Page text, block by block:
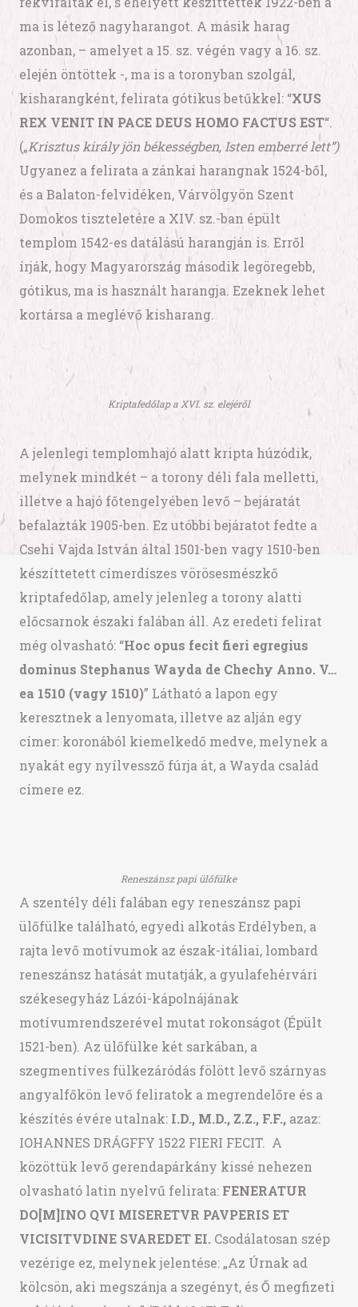
ma is létező nagyharangot. A másik harag
azonban, – amelyet a 15. sz. végén vagy a 16. sz.
elején öntöttek -, ma is a toronyban szolgál,
kisharangként, felirata gótikus betűkkel: “XUS
REX VENIT IN PACE DEUS HOMO FACTUS EST“.
(„Krisztus király jön békességben, Isten emberré lett”)
Ugyanez a felirata a zánkai harangnak 1524-ből,
és a Balaton-felvidéken, Várvölgyön Szent
Domokos tiszteletére a XIV. sz.-ban épült
templom 1542-es datálású harangján is. Erről
írják, hogy Magyarország második legöregebb,
gótikus, ma is használt harangja. Ezeknek lehet
kortársa a meglévő kisharang.
Kriptafedőlap a XVI. sz. elejéről
A jelenlegi templomhajó alatt kripta húzódik,
melynek mindkét – a torony déli fala melletti,
illetve a hajó főtengelyében levő – bejáratát
befalazták 1905-ben. Ez utóbbi bejáratot fedte a
Csehi Vajda István által 1501-ben vagy 1510-ben
készíttetett címerdíszes vörösesmészkő
kriptafedőlap, amely jelenleg a torony alatti
előcsarnok északi falában áll. Az eredeti felirat
még olvasható: “Hoc opus fecit fieri egregius
dominus Stephanus Wayda de Chechy Anno. V…
ea 1510 (vagy 1510)” Látható a lapon egy
keresztnek a lenyomata, illetve az alján egy
címer: koronából kiemelkedő medve, melynek a
nyakát egy nyílvessző fúrja át, a Wayda család
címere ez.
Reneszánsz papi ülőfülke
A szentély déli falában egy reneszánsz papi
ülőfülke található, egyedi alkotás Erdélyben, a
rajta levő motívumok az észak-itáliai, lombard
reneszánsz hatását mutatják, a gyulafehérvári
székesegyház Lázói-kápolnájának
motívumrendszerével mutat rokonságot (Épült
1521-ben). Az ülőfülke két sarkában, a
szegmentíves fülkezáródás fölött levő szárnyas
angyalfőkön levő feliratok a megrendelőre és a
készítés évére utalnak: I.D., M.D., Z.Z., F.F., azaz:
IOHANNES DRÁGFFY 1522 FIERI FECIT. A
közöttük levő gerendapárkány kissé nehezen
olvasható latin nyelvű felirata: FENERATUR
DO[M]INO QVI MISERETVR PAVPERIS ET
VICISITVDINE SVAREDET EI. Csodálatosan szép
vezérige ez, melynek jelentése: „Az Úrnak ad
kölcsön, aki megszánja a szegényt, és Ő megfizeti